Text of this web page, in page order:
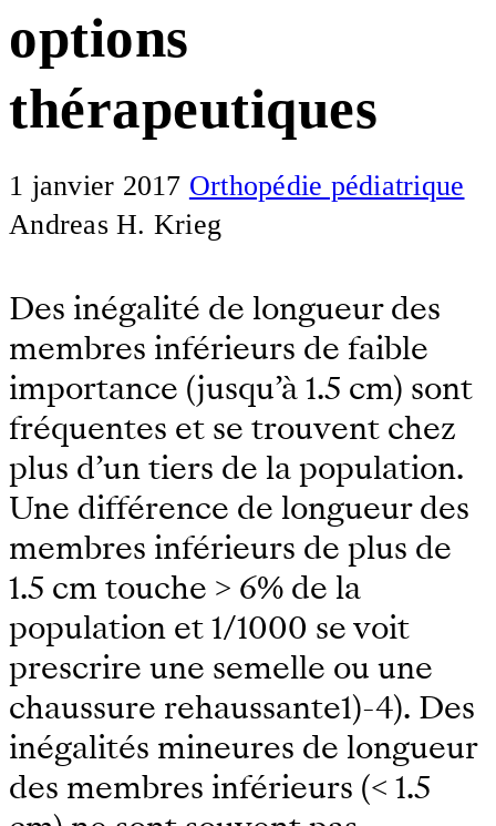
options
thérapeutiques
1 janvier 2017 Orthopédie pédiatrique
Andreas H. Krieg
Des inégalité de longueur des
membres inférieurs de faible
importance (jusqu’à 1.5 cm) sont
fréquentes et se trouvent chez
plus d’un tiers de la population.
Une différence de longueur des
membres inférieurs de plus de
1.5 cm touche > 6% de la
population et 1/1000 se voit
prescrire une semelle ou une
chaussure rehaussante1)-4). Des
inégalités mineures de longueur
des membres inférieurs (< 1.5